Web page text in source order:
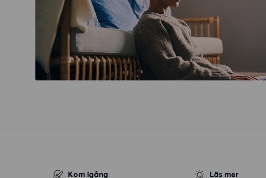
Kom igång Läs mer